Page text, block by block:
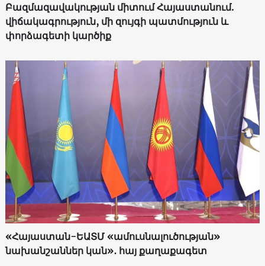
Բազմազավակության միտում Հայաստանում.
վիճակագրություն, մի զույգի պատմություն և
փորձագետի կարծիք
«Հայաստան-ԵԱՏՄ «ամուսնալուծության»
նախանշաններ կան»․ հայ քաղաքագետ